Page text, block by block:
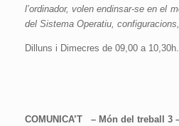
l’ordinador, volen endinsar-se en el
del Sistema Operatiu,
Dilluns i Dimecres de 09,00 a 10,30h.
COMUNICA’T – Món del treball 3